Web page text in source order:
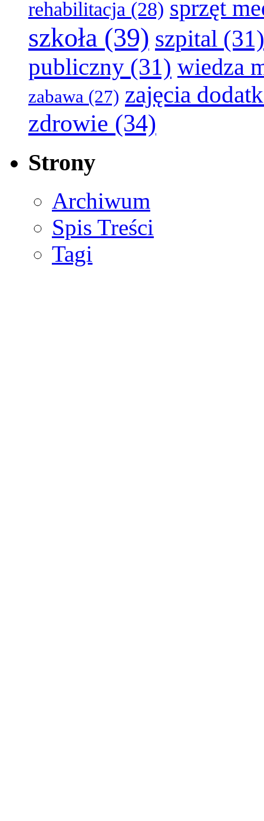
rehabilitacja (28) sprzęt
szkoła (39) szpital (31)
publiczny (31) wiedza
zabawa (27) zajęcia
zdrowie (34)
Strony
Archiwum
Spis Treści
Tagi